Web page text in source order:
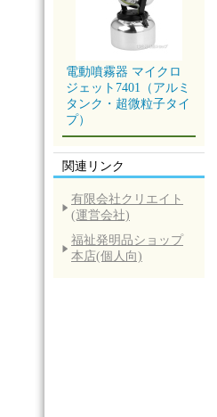
電動噴霧器 マイクロ
ジェット7401（アルミ
タンク・超微粒子タイ
プ）
関連リンク
有限会社クリエイト
(運営会社)
福祉発明品ショップ
本店(個人向)